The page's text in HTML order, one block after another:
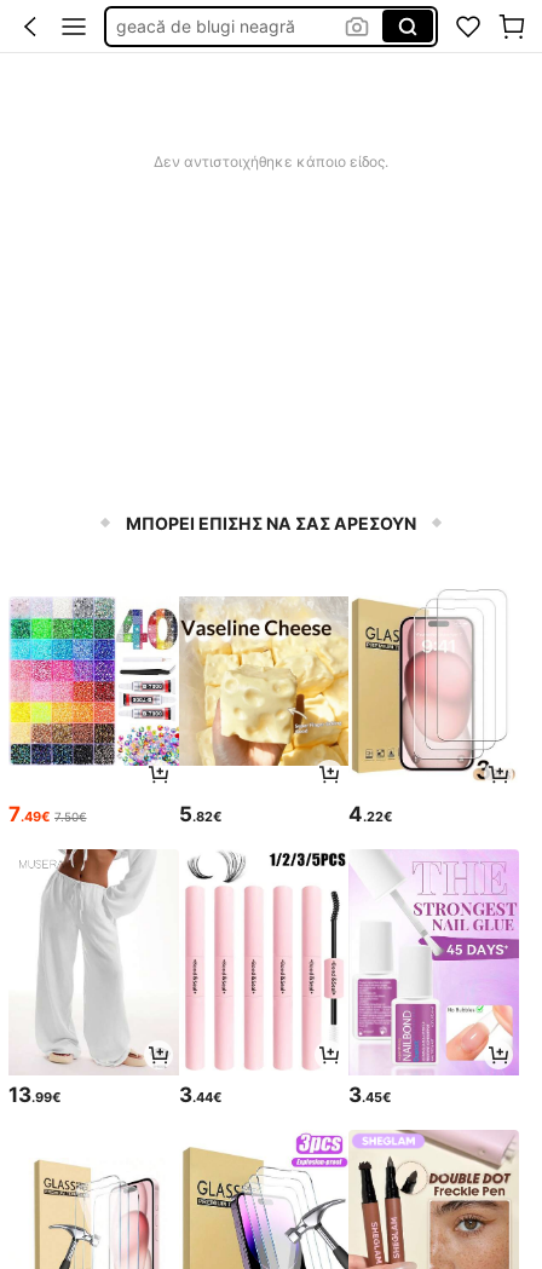
casti bluetooth iphone
Δεν αντιστοιχήθηκε κάποιο είδος.
ΜΠΟΡΕΙ ΕΠΙΣΗΣ ΝΑ ΣΑΣ ΑΡΕΣΟΥΝ
7.49€ 7.50€ 5.82€ 4.22€
13.99€ 3.44€ 3.45€